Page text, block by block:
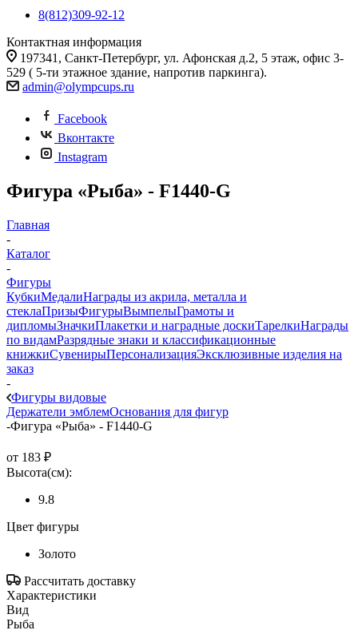
8(812)309-92-12
Контактная информация
197341, Санкт-Петербург, ул. Афонская д.2, 5 этаж, офис 3-
529 ( 5-ти этажное здание, напротив паркинга).
admin@olympcups.ru
Facebook
Вконтакте
Instagram
Фигура «Рыба» - F1440-G
Главная
-
Каталог
-
Фигуры
КубкиМедалиНаграды из акрила, металла и
стеклаПризыФигурыВымпелыГрамоты и
дипломыЗначкиПлакетки и наградные доскиТарелкиНаграды
по видамРазрядные знаки и классификационные
книжкиСувенирыПерсонализацияЭксклюзивные изделия на
заказ
-
Фигуры видовые
Держатели эмблемОснования для фигур
-Фигура «Рыба» - F1440-G
от 183 ₽
Высота(см):
9.8
Цвет фигуры
Золото
Рассчитать доставку
Характеристики
Вид
Рыба